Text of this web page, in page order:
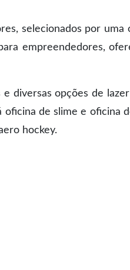
selecionados por uma
empreendedores,
diversas opções de
oficina de slime e oficina
hockey.